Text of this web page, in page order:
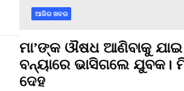
ଆଜିର ଖବର
ମା’ଙ୍କ ଔଷଧ ଆଣିବାକୁ ଯାଇ
ବନ୍ୟାରେ ଭାସିଗଲେ ଯୁବକ।
ଦେହ